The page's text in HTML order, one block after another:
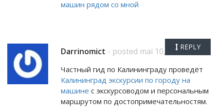
машин рядом со мной
Darrinomict - posted mai 10, 2026
Частный гид по Калининграду проведёт
Калининград экскурсии по городу на
машине с экскурсоводом и персональным
маршрутом по достопримечательностям.
REPLY